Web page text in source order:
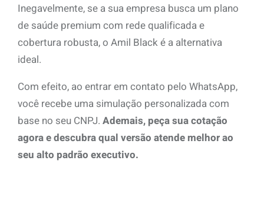
Inegavelmente, se a sua empresa busca um plano
de saúde premium com rede qualificada e
cobertura robusta, o Amil Black é a alternativa
ideal.
Com efeito, ao entrar em contato pelo WhatsApp,
você recebe uma simulação personalizada com
base no seu CNPJ. Ademais, peça sua cotação
agora e descubra qual versão atende melhor ao
seu alto padrão executivo.